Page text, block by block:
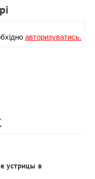
авторизуватись.
устрицы в